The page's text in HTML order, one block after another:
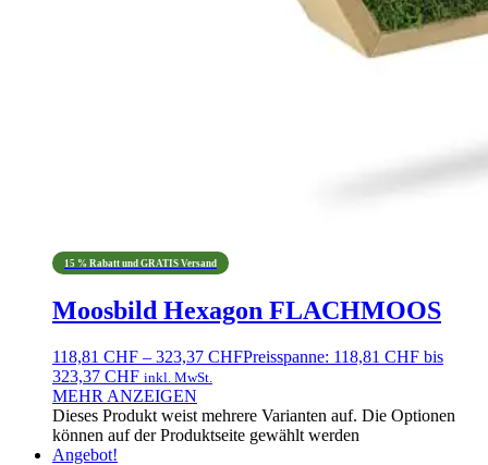
15 % Rabatt und GRATIS Versand
Moosbild Hexagon FLACHMOOS
118,81 CHF – 323,37 CHFPreisspanne: 118,81 CHF bis
323,37 CHF inkl. MwSt.
MEHR ANZEIGEN
Dieses Produkt weist mehrere Varianten auf. Die Optionen
können auf der Produktseite gewählt werden
Angebot!